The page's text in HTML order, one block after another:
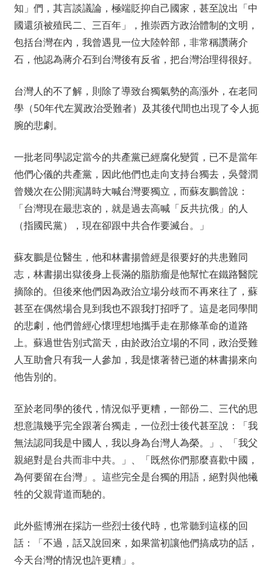
知」們，其言談議論，極端貶抑自己國家，甚至說出「中
國還須被殖民二、三百年」，推崇西方政治體制的文明，
包括台灣在內，我曾遇見一位大陸幹部，非常稱讚蔣介
石，他認為蔣介石到台灣後有反省，把台灣治理得很好。
台灣人的不了解，則除了導致台獨氣勢的高漲外，在老同
學（50年代左翼政治受難者）及其後代間也出現了令人扼
腕的悲劇。
一批老同學認定當今的共產黨已經腐化變質，已不是當年
他們心儀的共產黨，因此他們也走向支持台獨去，吳聲潤
曾幾次在公開演講時大喊台灣要獨立，而蘇友鵬曾說：
「台灣現在最悲哀的，就是過去高喊「反共抗俄」的人
（指國民黨），現在卻跟中共合作要滅台。」
蘇友鵬是位醫生，他和林書揚曾經是很要好的共患難同
志，林書揚出獄後身上長滿的脂肪瘤是他幫忙在鐵路醫院
摘除的。但後來他們因為政治立場分歧而不再來往了，蘇
甚至在偶然場合見到我也不跟我打招呼了。這是老同學間
的悲劇，他們曾經心懷理想地攜手走在那條革命的道路
上。蘇過世告別式當天，由於政治立場的不同，政治受難
人互助會只有我一人參加，我是懷著替已逝的林書揚來向
他告別的。
至於老同學的後代，情況似乎更糟，一部份二、三代的思
想意識幾乎完全跟著台獨走，一位烈士後代甚至說：「我
無法認同我是中國人，我以身為台灣人為榮。」、「我父
親絕對是台共而非中共。」、「既然你們那麼喜歡中國，
為何要留在台灣」。這些完全是台獨的用語，絕對與他犧
牲的父親背道而馳的。
此外藍博洲在採訪一些烈士後代時，也常聽到這樣的回
話：「不過，話又說回來，如果當初讓他們搞成功的話，
今天台灣的情況也許更糟」。